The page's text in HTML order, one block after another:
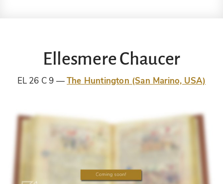
Ellesmere Chaucer
EL 26 C 9 The Huntington (San Marino, USA)